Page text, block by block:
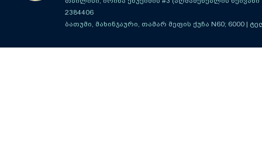
2384406
ბათუმი, მახინჯაური, თამარ მეფის ქუჩა N60; 6000 |